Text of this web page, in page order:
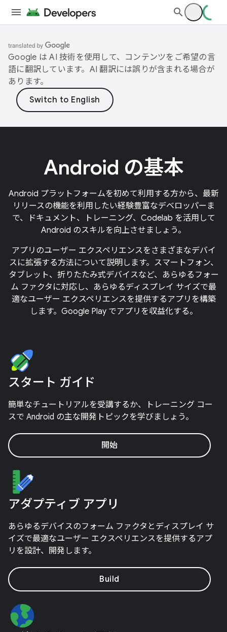
Google は AI 技術を使用して、コンテンツをご希望の言
語に翻訳しています。AI 翻訳には誤りが含まれる場合が
あります。
Android の基本
Android プラットフォームを初めて利用する方から、最新
リリースの機能を利用したい経験豊富なデベロッパーま
で、ドキュメント、トレーニング、Codelab を活用して
Android のスキルを向上させましょう。
アプリのユーザー エクスペリエンスをさまざまなデバイ
スに拡張する方法について説明します。スマートフォン、
タブレット、折りたたみ式デバイスなど、あらゆるフォー
ム ファクタに対応し、あらゆるディスプレイ サイズで最
適なユーザー エクスペリエンスを提供するアプリを構築
します。Google Play でアプリを収益化する。
スタート ガイド
簡単なチュートリアルを受講するか、トレーニング コー
スで Android の主な開発トピックを学びましょう。
開始
アダプティブ アプリ
あらゆるデバイスのフォーム ファクタとディスプレイ サ
イズで最適なユーザー エクスペリエンスを提供するアプ
リを設計、開発します。
Build